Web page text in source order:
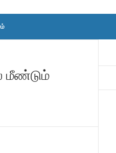
மீண்டும்